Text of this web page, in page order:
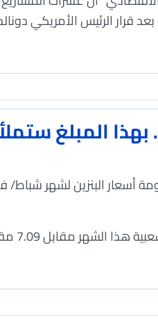
قرار الرئيس الأمريكي
بهذا المبلغ
أسعار البنزين لشهر شباط/